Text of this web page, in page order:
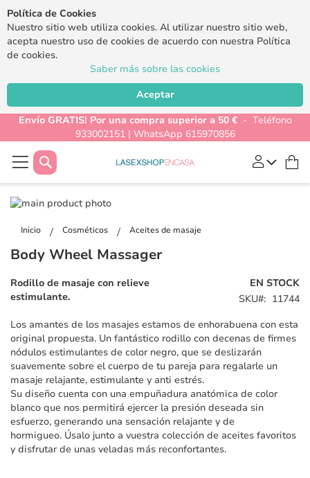
Política de Cookies
Nuestro sitio web utiliza cookies. Al utilizar nuestro sitio web,
acepta nuestro uso de cookies de acuerdo con nuestra Política
de cookies.
Saber más sobre las cookies
Aceptar
Envío GRATIS! Por una compra superior a 50 €- Teléfono
933002151 | WhatsApp 615970856
Buscar
Inicio Cosméticos Aceites de masaje
Saltar
final
la
de
imágenes
de
galería
de
Body Wheel Massager
EN STOCK
SKU
11744
Rodillo de masaje con relieve
estimulante.
Los amantes de los masajes estamos de enhorabuena con esta
original propuesta. Un fantástico rodillo con decenas de firmes
nódulos estimulantes de color negro, que se deslizarán
suavemente sobre el cuerpo de tu pareja para regalarle un
masaje relajante, estimulante y anti estrés.
Su diseño cuenta con una empuñadura anatómica de color
blanco que nos permitirá ejercer la presión deseada sin
esfuerzo, generando una sensación relajante y de
hormigueo. Úsalo junto a vuestra colección de aceites favoritos
y disfrutar de unas veladas más reconfortantes.